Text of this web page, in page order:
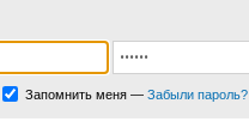
Запомнить меня — Забыли пароль?